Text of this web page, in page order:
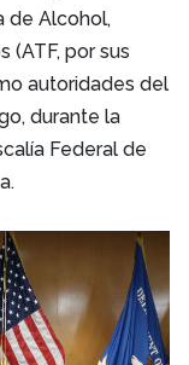
de Alcohol,
(ATF, por sus
autoridades del
durante la
Federal de